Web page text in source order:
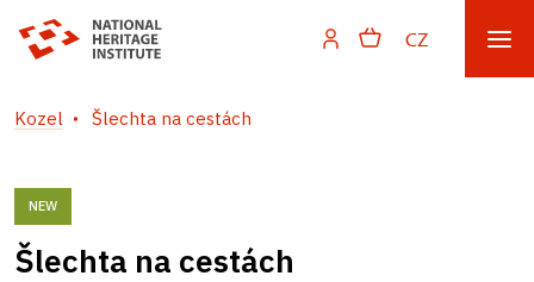
CZ
Kozel Šlechta na cestách
NEW
Šlechta na cestách